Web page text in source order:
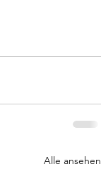
Alle ansehen